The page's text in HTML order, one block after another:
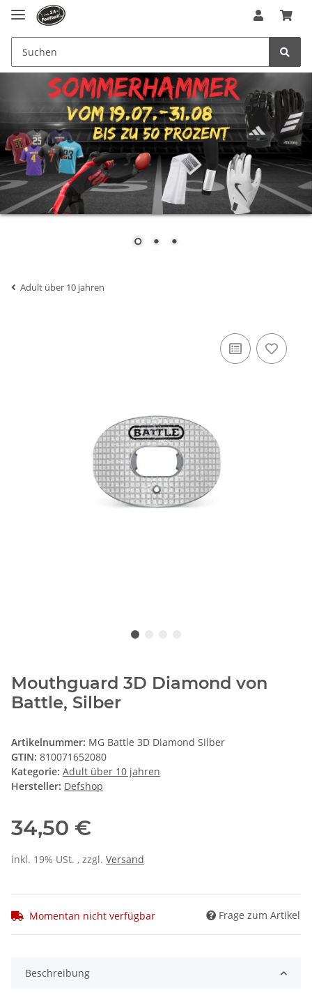
Adult über 10 jahren
Mouthguard 3D Diamond von
Battle, Silber
Artikelnummer: MG Battle 3D Diamond Silber
GTIN: 810071652080
Kategorie: Adult über 10 jahren
Hersteller: Defshop
34,50 €
inkl. 19% USt. , zzgl. Versand
Momentan nicht verfügbar Frage zum Artikel
Beschreibung